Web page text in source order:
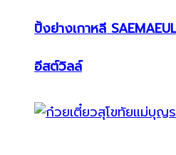
ปิ้งย่างเกาหลี
อีสต์วิลล์